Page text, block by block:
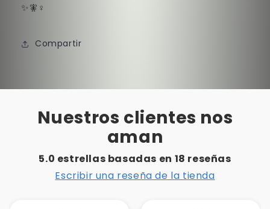
✨🧚♀️
Compartir
Nuestros clientes nos
aman
5.0 estrellas basadas en 18 reseñas
Escribir una reseña de la tienda